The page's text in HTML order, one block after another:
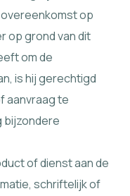
op
op grond van dit
om de
is hij gerechtigd
aanvraag te
bijzondere
of dienst aan de
schriftelijk of